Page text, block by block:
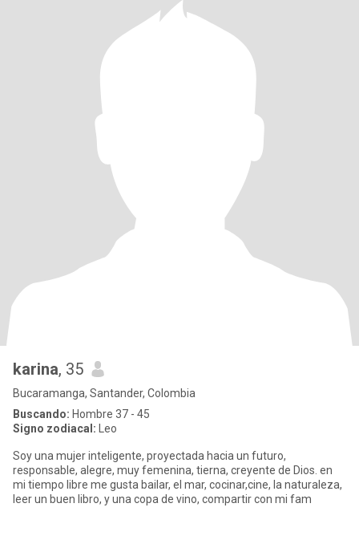
karina, 35
Bucaramanga, Santander, Colombia
Buscando: Hombre 37 - 45
Signo zodiacal: Leo
Soy una mujer inteligente, proyectada hacia un futuro,
responsable, alegre, muy femenina, tierna, creyente de Dios. en
mi tiempo libre me gusta bailar, el mar, cocinar,cine, la naturaleza,
leer un buen libro, y una copa de vino, compartir con mi fam